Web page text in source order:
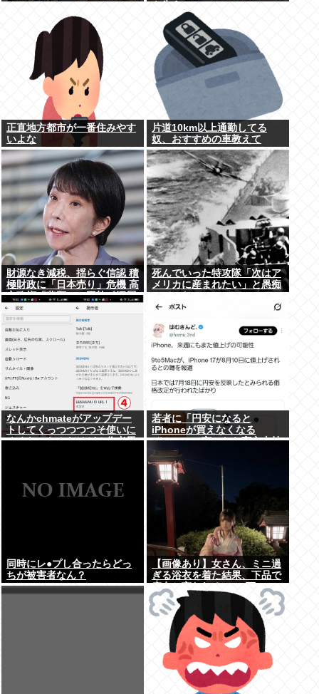
正直地方都市が一番住みやす
いよな
片道10km以上通勤してる
奴、おすすめの車教えて
財源なき減税、揺らぐ信認 積
極財政に「日本売り」危機 高
市政権「悲願」に固執〔深層
探訪〕
死んでいった特攻隊「次はア
メリカに産まれたい」と愚痴
なんかchmateがアップデー
トしてくっつつつつそ使いに
くくなったんだけど？作者馬
若者に「円安になると
iPhoneが買えなくなる
ぞ！」って言ったら高市支持
する奴減りそうだよな
同時にレ●プし合ったらどっ
ちが被害者なん？
【画像あり】女さん、ミニ過
ぎる浴衣を着た結果、下品で
痴女と言われる→2.4万いい
ね